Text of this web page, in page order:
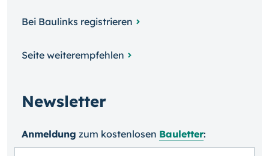
Bei Baulinks registrieren
Seite weiterempfehlen
Newsletter
Anmeldung zum kosten­losen Bauletter: